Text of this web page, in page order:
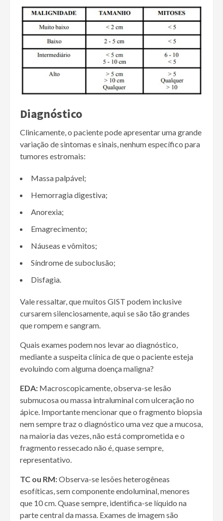
Diagnóstico
Clinicamente, o paciente pode apresentar uma grande
variação de sintomas e sinais, nenhum específico para
tumores estromais:
Massa palpável;
Hemorragia digestiva;
Anorexia;
Emagrecimento;
Náuseas e vômitos;
Síndrome de suboclusão;
Disfagia.
Vale ressaltar, que muitos GIST podem inclusive
cursarem silenciosamente, aqui se são tão grandes
que rompem e sangram.
Quais exames podem nos levar ao diagnóstico,
mediante a suspeita clínica de que o paciente esteja
evoluindo com alguma doença maligna?
EDA: Macroscopicamente, observa-se lesão
submucosa ou massa intraluminal com ulceração no
ápice. Importante mencionar que o fragmento biopsia
nem sempre traz o diagnóstico uma vez que a mucosa,
na maioria das vezes, não está comprometida e o
fragmento ressecado não é, quase sempre,
representativo.
TC ou RM:Observa-se lesões heterogêneas
esofíticas, sem componente endoluminal, menores
que 10 cm. Quase sempre, identifica-se líquido na
parte central da massa. Exames de imagem são